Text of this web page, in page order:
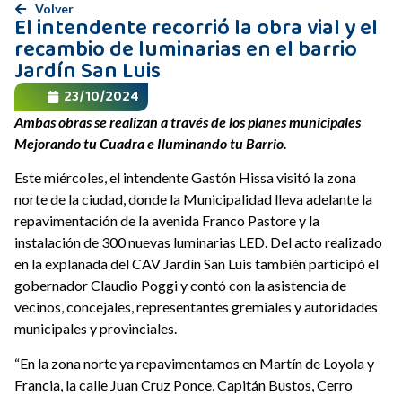
Volver
El intendente recorrió la obra vial y el
recambio de luminarias en el barrio
Jardín San Luis
23/10/2024
Ambas obras se realizan a través de los planes municipales
Mejorando tu Cuadra e Iluminando tu Barrio.
Este miércoles, el intendente Gastón Hissa visitó la zona
norte de la ciudad, donde la Municipalidad lleva adelante la
repavimentación de la avenida Franco Pastore y la
instalación de 300 nuevas luminarias LED. Del acto realizado
en la explanada del CAV Jardín San Luis también participó el
gobernador Claudio Poggi y contó con la asistencia de
vecinos, concejales, representantes gremiales y autoridades
municipales y provinciales.
“En la zona norte ya repavimentamos en Martín de Loyola y
Francia, la calle Juan Cruz Ponce, Capitán Bustos, Cerro